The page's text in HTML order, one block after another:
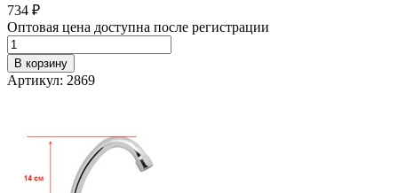
734 ₽
Оптовая цена доступна после регистрации
В корзину
Артикул: 2869